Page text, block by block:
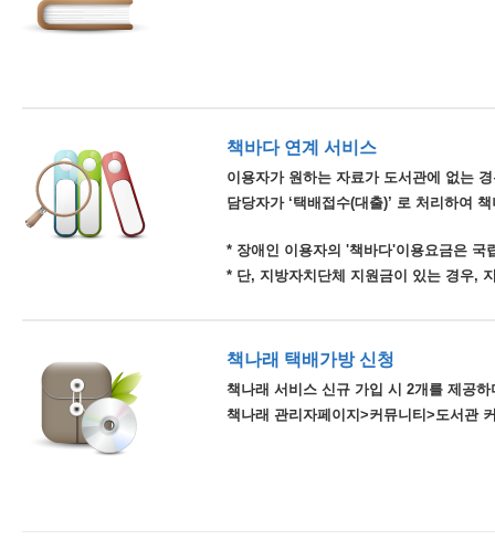
책바다 연계 서비스
이용자가 원하는 자료가 도서관에 없는
담당자가 ‘택배접수(대출)’ 로 처리하여
* 장애인 이용자의 '책바다'이용요금은 국
* 단, 지방자치단체 지원금이 있는 경우,
책나래 택배가방 신청
책나래 서비스 신규 가입 시 2개를 제공
책나래 관리자페이지>커뮤니티>도서관